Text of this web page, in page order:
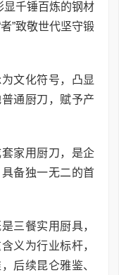
显千锤百炼的钢材
”致敬世代坚守锻
文化符号，凸显
通厨刀，赋予产
家用厨刀，是企
备独一无二的首
三餐实用厨具，
义为行业标杆，
后续昆仑雅鉴、